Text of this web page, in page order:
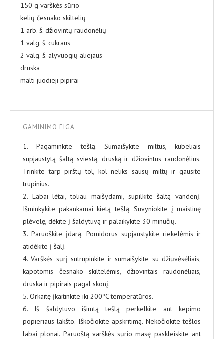
150 g varškės sūrio
kelių česnako skiltelių
1 arb. š. džiovintų raudonėlių
1 valg. š. cukraus
2 valg. š. alyvuogių aliejaus
druska
malti juodieji pipirai
GAMINIMO EIGA
1. Pagaminkite tešlą. Sumaišykite miltus, kubeliais
supjaustytą šaltą sviestą, druską ir džiovintus raudonėlius.
Trinkite tarp pirštų tol, kol neliks sausų miltų ir gausite
trupinius.
2. Labai lėtai, toliau maišydami, supilkite šaltą vandenį.
Išminkykite pakankamai kietą tešlą. Suvyniokite į maistinę
plėvelę, dėkite į šaldytuvą ir palaikykite 30 minučių.
3. Paruoškite įdarą. Pomidorus supjaustykite riekelėmis ir
atidėkite į šalį.
4. Varškės sūrį sutrupinkite ir sumaišykite su džiūvėsėliais,
kapotomis česnako skiltelėmis, džiovintais raudonėliais,
druska ir pipirais pagal skonį.
5. Orkaitę įkaitinkite iki 200ºC temperatūros.
6. Iš šaldytuvo išimtą tešlą perkelkite ant kepimo
popieriaus lakšto. Iškočiokite apskritimą. Nekočiokite tešlos
labai plonai. Paruoštą varškės sūrio masę paskleiskite ant